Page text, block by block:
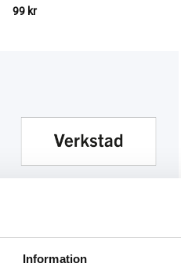
Information
99 kr